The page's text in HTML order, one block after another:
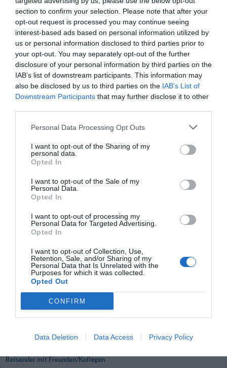
section to confirm your selection. Please note that after your
opt-out request is processed you may continue seeing
interest-based ads based on personal information utilized by
us or personal information disclosed to third parties prior to
your opt-out. You may separately opt-out of the further
disclosure of your personal information by third parties on the
IAB’s list of downstream participants. This information may
also be disclosed by us to third parties on the IAB’s List of
Downstream Participants that may further disclose it to other
Personal Data Processing Opt Outs
I want to opt-out of the Sharing of my
personal data.
Opted In
I want to opt-out of the Sale of my
Personal Data.
Opted In
I want to opt-out of processing my
Personal Data for Targeted Advertising.
Opted In
I want to opt-out of Collection, Use,
Retention, Sale, and/or Sharing of my
Personal Data that Is Unrelated with the
Purposes for which it was collected.
Opted Out
CONFIRM
Data Deletion Data Access Privacy Policy
Gianluca
Italien
März 2013 7.6/10
Würden Sie in diesem Hotel wieder nächtigen?
WEISS NICHT
details
Paolo
Schweiz
Dezember 2012
ANSPRECHEND
6.2
Oktober 2012
Einzelreisender Business
details
August 2012
Einzelreisender Business
Frankreich
Reisender mit Freunden/Kollegen
7.6